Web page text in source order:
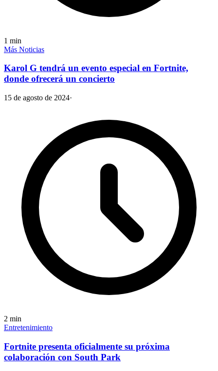
1 min
Más Noticias
Karol G tendrá un evento especial en Fortnite,
donde ofrecerá un concierto
15 de agosto de 2024·
2 min
Entretenimiento
Fortnite presenta oficialmente su próxima
colaboración con South Park